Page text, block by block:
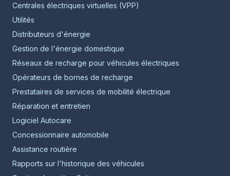
Centrales électriques virtuelles (VPP)
Utilités
Distributeurs d'énergie
Gestion de l'énergie domestique
Réseaux de recharge pour véhicules électriques
Opérateurs de bornes de recharge
Prestataires de services de mobilité électrique
Réparation et entretien
Logiciel Autocare
Concessionnaire automobile
Assistance routière
Rapports sur l'historique des véhicules